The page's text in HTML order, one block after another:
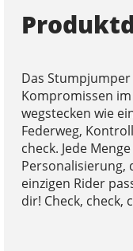
Das
Kompromissen
wegstecken wie
Federweg,
check. Jede
Personalisierung,
einzigen Rider
dir! Check, check,